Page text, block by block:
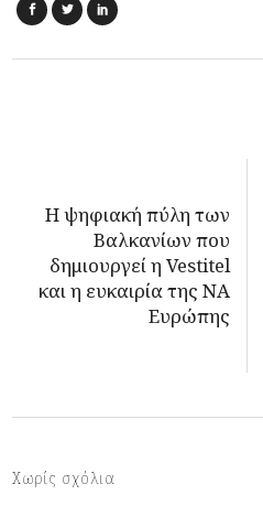
Η ψηφιακή πύλη των
Βαλκανίων που
δημιουργεί η Vestitel
και η ευκαιρία της ΝΑ
Ευρώπης
Χωρίς σχόλια